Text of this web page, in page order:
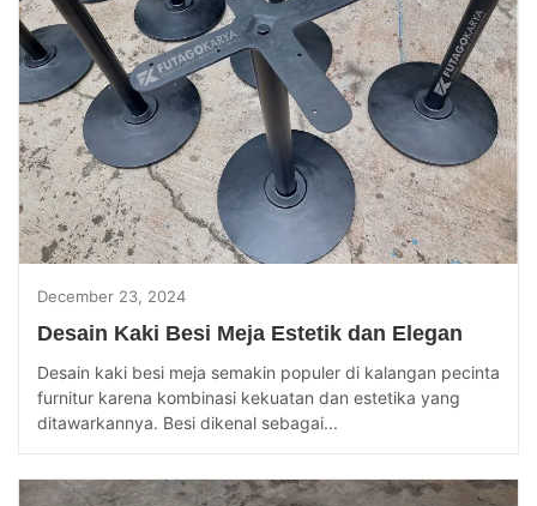
December 23, 2024
Desain Kaki Besi Meja Estetik dan Elegan
Desain kaki besi meja semakin populer di kalangan pecinta
furnitur karena kombinasi kekuatan dan estetika yang
ditawarkannya. Besi dikenal sebagai...